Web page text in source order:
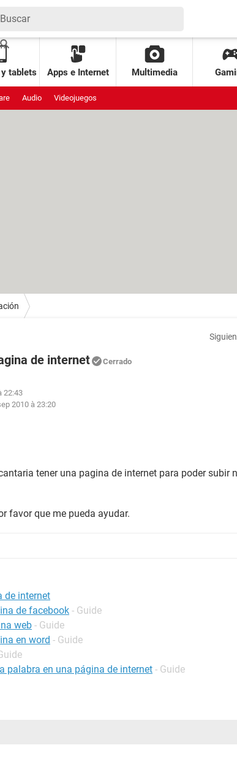
tablets Apps e Internet Multimedia
Audio Videojuegos
de internet Cerrado
22:43
2010 à 23:20
tener una pagina de internet para poder subir
favor que me pueda ayudar.
de internet
de facebook - Guide
web - Guide
en word - Guide
palabra en una página de internet - Guide